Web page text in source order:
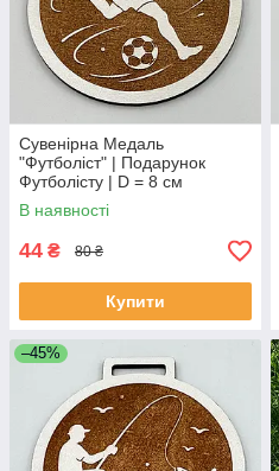
Сувенірна Медаль
"Футболіст" | Подарунок
Футболісту | D = 8 см
В наявності
44 ₴ 80 ₴
Купити
–45%